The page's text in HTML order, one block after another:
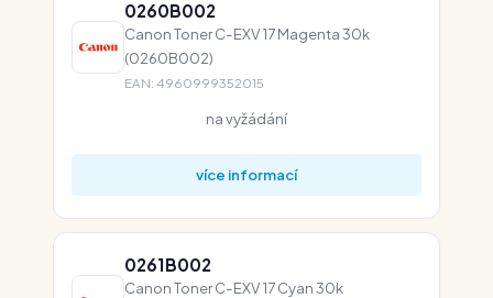
0260B002
Canon Toner C-EXV 17 Magenta 30k
(0260B002)
EAN: 4960999352015
na vyžádání
více informací
0261B002
Canon Toner C-EXV 17 Cyan 30k